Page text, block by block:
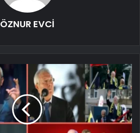
ÖZNUR EVCİ